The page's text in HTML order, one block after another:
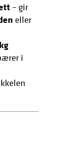
– gir
eller
i